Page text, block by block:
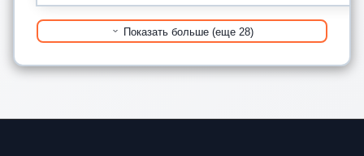
Показать больше (еще 28)